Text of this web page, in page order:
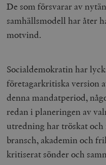
De som försvarar av
samhällsmodell har åter
motvind.
Socialdemokratin har
företagarkritiska version
denna mandatperiod,
redan i planeringen av
utredning har tröskat och
bransch, akademin och
kritiserat sönder och